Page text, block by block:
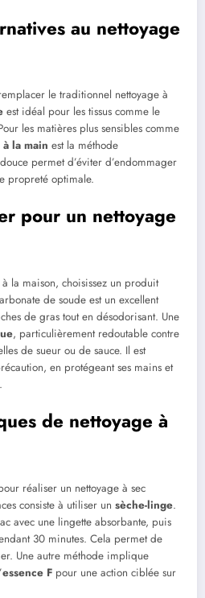
au nettoyage
le traditionnel nettoyage à
est idéal pour les tissus comme le
les matières plus sensibles comme
la main est la méthode
permet d’éviter d’endommager
propreté optimale.
pour un nettoyage
la maison, choisissez un produit
de soude est un excellent
de gras tout en désodorisant. Une
, particulièrement redoutable contre
de sueur ou de sauce. Il est
en protégeant ses mains et
de nettoyage à
réaliser un nettoyage à sec
consiste à utiliser un sèche-linge.
avec une lingette absorbante, puis
30 minutes. Cela permet de
Une autre méthode implique
essence F pour une action ciblée sur